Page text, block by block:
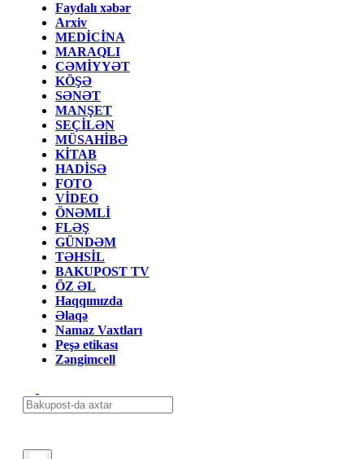
Faydalı xəbər
Arxiv
MEDİCİNA
MARAQLI
CƏMİYYƏT
KÖŞƏ
SƏNƏT
MANŞET
SEÇİLƏN
MÜSAHİBƏ
KİTAB
HADİSƏ
FOTO
VİDEO
ÖNƏMLİ
FLƏŞ
GÜNDƏM
TƏHSİL
BAKUPOST TV
ÖZ ƏL
Haqqımızda
Əlaqə
Namaz Vaxtları
Peşə etikası
Zəngimcell